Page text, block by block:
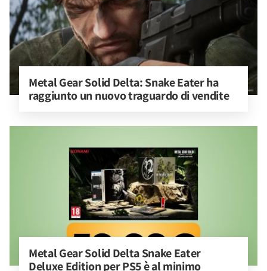
Metal Gear Solid Delta: Snake Eater ha
raggiunto un nuovo traguardo di vendite
Metal Gear Solid Delta Snake Eater
Deluxe Edition per PS5 è al minimo